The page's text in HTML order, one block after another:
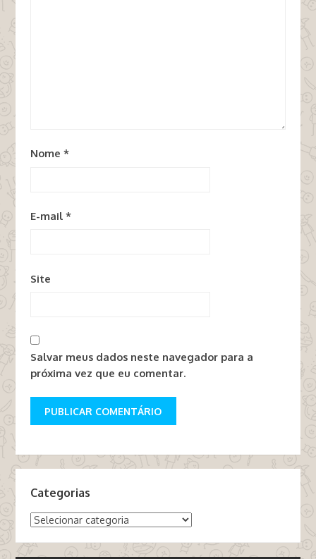
Nome *
E-mail *
Site
Salvar meus dados neste navegador para a
próxima vez que eu comentar.
Categorias
Categorias